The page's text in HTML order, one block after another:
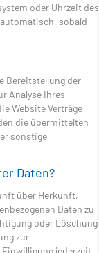
oder Uhrzeit des
sobald
Bereitstellung der
Analyse Ihres
Website Verträge
die übermittelten
sonstige
Daten?
über Herkunft,
Daten zu
oder Löschung
zur
jederzeit